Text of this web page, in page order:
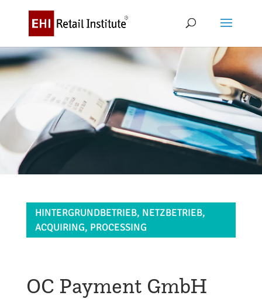
HINTERGRUNDBETRIEB, NETZBETRIEB,
ACQUIRING, PROCESSING
OC Payment GmbH